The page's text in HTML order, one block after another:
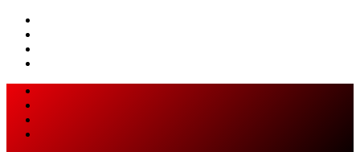
Facebook
Twitter
LinkedIn
WhatsApp
Viber
Back
button
Close